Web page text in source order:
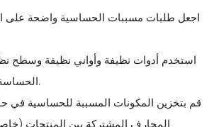
الحساسة لمسببات الحساسية.
المجارف المشتركة بين المنتجات